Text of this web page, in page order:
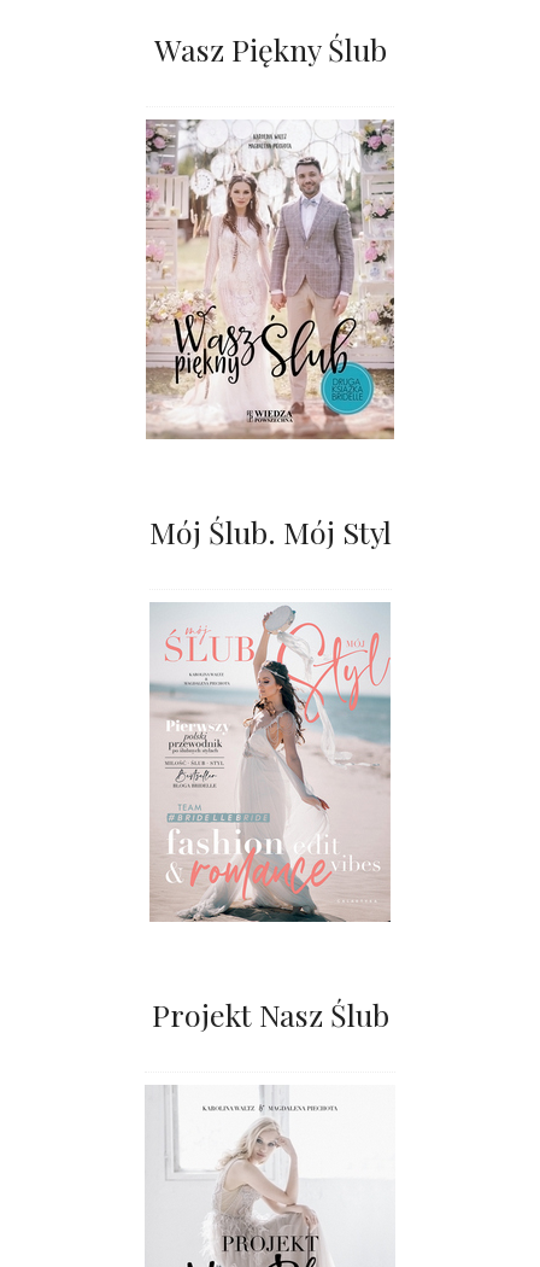
Wasz Piękny Ślub
Mój Ślub. Mój Styl
Projekt Nasz Ślub